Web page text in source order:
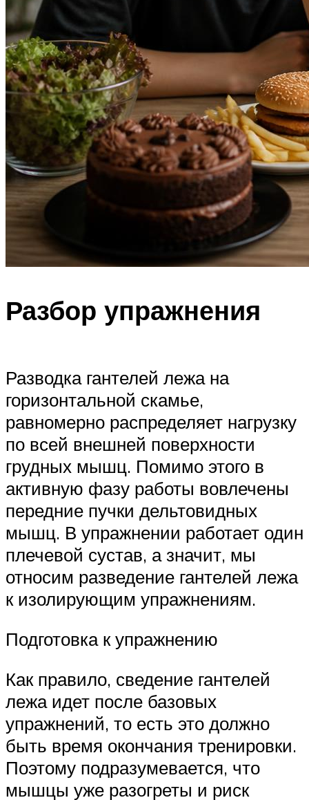
Разбор упражнения
Разводка гантелей лежа на
горизонтальной скамье,
равномерно распределяет нагрузку
по всей внешней поверхности
грудных мышц. Помимо этого в
активную фазу работы вовлечены
передние пучки дельтовидных
мышц. В упражнении работает один
плечевой сустав, а значит, мы
относим разведение гантелей лежа
к изолирующим упражнениям.
Подготовка к упражнению
Как правило, сведение гантелей
лежа идет после базовых
упражнений, то есть это должно
быть время окончания тренировки.
Поэтому подразумевается, что
мышцы уже разогреты и риск